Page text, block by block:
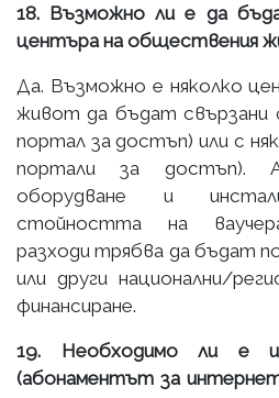
18. Възможно ли е да
центъра на обществения
Да. Възможно е няколко
живот да бъдат свързани
портал за достъп) или с
портали за достъп).
оборудване и
стойността на
разходи трябва да бъдат
или други национални/
финансиране.
19. Необходимо ли е
(абонаментът за